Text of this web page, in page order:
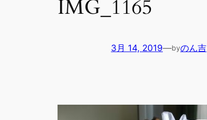
IMG_1165
3月 14, 2019—byのん吉